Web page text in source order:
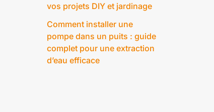
vos projets DIY et jardinage
Comment installer une
pompe dans un puits : guide
complet pour une extraction
d’eau efficace